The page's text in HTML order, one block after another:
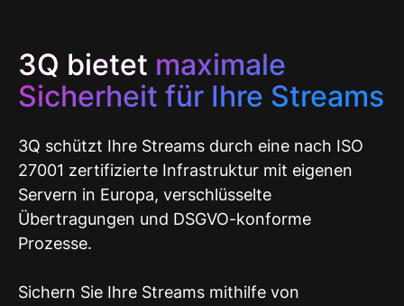
3Q bietet maximale
Sicherheit für Ihre Streams
3Q schützt Ihre Streams durch eine nach ISO
27001 zertifizierte Infrastruktur mit eigenen
Servern in Europa, verschlüsselte
Übertragungen und DSGVO-konforme
Prozesse.
Sichern Sie Ihre Streams mithilfe von